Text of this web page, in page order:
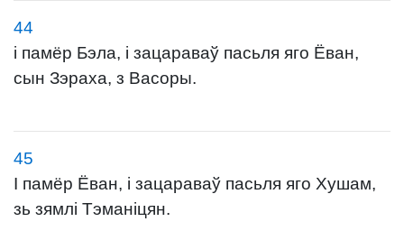
44
і памёр Бэла, і зацараваў пасьля яго Ёван,
сын Зэраха, з Васоры.
45
І памёр Ёван, і зацараваў пасьля яго Хушам,
зь зямлі Тэманіцян.